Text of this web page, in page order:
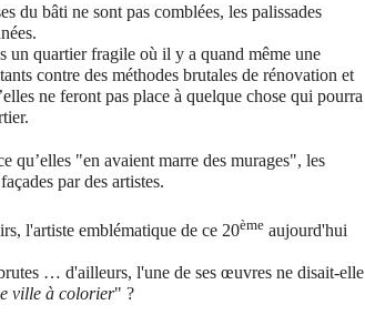
du bâti ne sont pas comblées, les palissades
un quartier fragile où il y a quand même une
contre des méthodes brutales de rénovation et
ne feront pas place à quelque chose qui pourra
qu’elles "en avaient marre des murages", les
par des artistes.
l'artiste emblématique de ce 20ème aujourd'hui
… d'ailleurs, l'une de ses œuvres ne disait-elle
ville à colorier" ?